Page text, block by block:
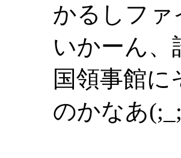
かるしファ
いかーん
国領事館
のかなあ